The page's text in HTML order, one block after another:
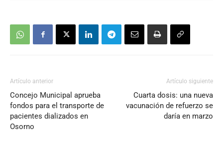
Artículo anterior
Concejo Municipal aprueba
fondos para el transporte de
pacientes dializados en
Osorno
Artículo siguiente
Cuarta dosis: una nueva
vacunación de refuerzo se
daría en marzo